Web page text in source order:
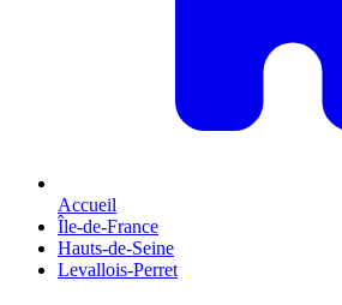
Accueil
Île-de-France
Hauts-de-Seine
Levallois-Perret